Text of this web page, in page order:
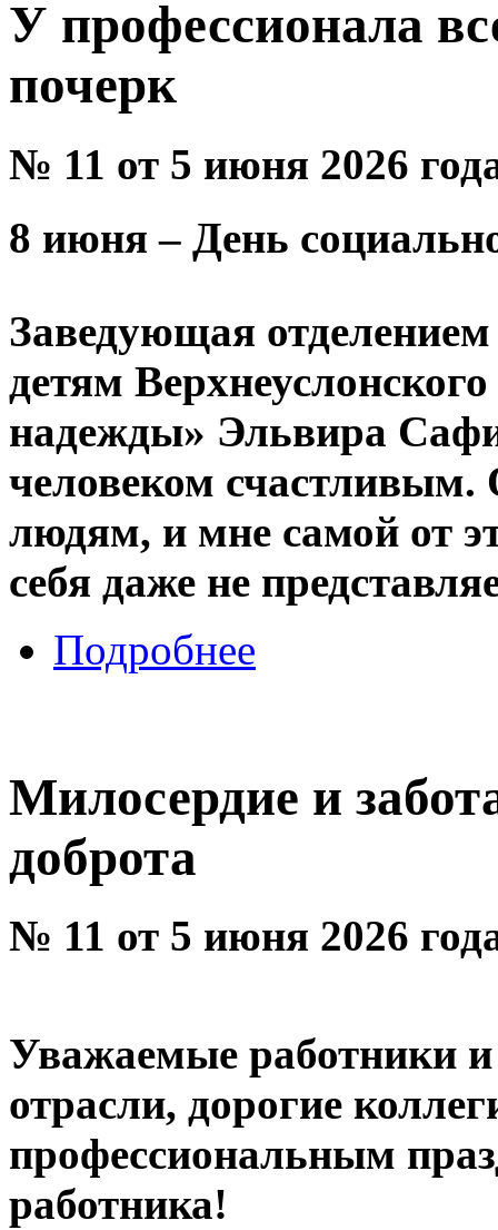
У профессионала
почерк
№ 11 от 5 июня 2026
8 июня – День
Заведующая
детям
надежды» Эльвира
человеком
людям, и мне самой от
себя даже не
Подробнее
Милосердие и
доброта
№ 11 от 5 июня 2026
Уважаемые работники
отрасли, дорогие
профессиональным
работника!